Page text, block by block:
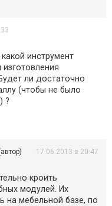
инструмент
ли достаточно
(чтобы не было
?
17.06.2013 в 20:47
кроить
модулей. Их
на мебельной базе, по